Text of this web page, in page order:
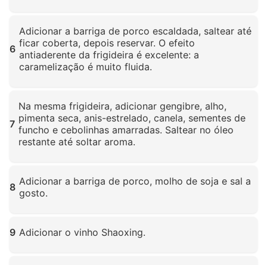
6
Adicionar a barriga de porco escaldada, saltear até
ficar coberta, depois reservar. O efeito
antiaderente da frigideira é excelente: a
caramelização é muito fluida.
7
Na mesma frigideira, adicionar gengibre, alho,
pimenta seca, anis-estrelado, canela, sementes de
funcho e cebolinhas amarradas. Saltear no óleo
restante até soltar aroma.
8 Adicionar a barriga de porco, molho de soja e sal a
gosto.
9 Adicionar o vinho Shaoxing.